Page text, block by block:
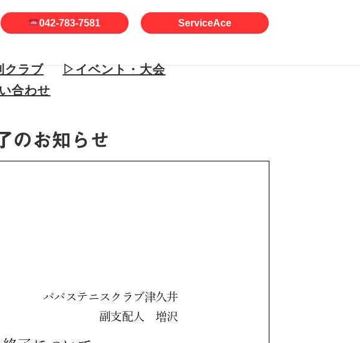
042-783-7581 ServiceAce
クラブ
▷イベント・大会
合わせ
のお知らせ